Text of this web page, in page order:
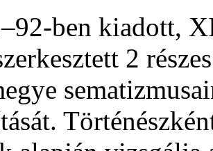
ben kiadott,
2